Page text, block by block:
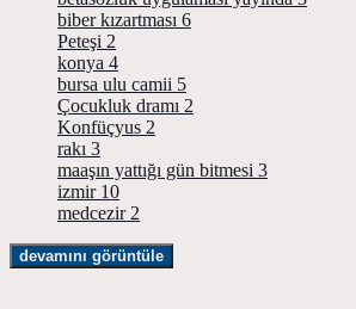
biber kızartması 6
Peteşi 2
konya 4
bursa ulu camii 5
Çocukluk dramı 2
Konfüçyus 2
rakı 3
maaşın yattığı gün bitmesi 3
izmir 10
medcezir 2
devamını görüntüle